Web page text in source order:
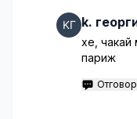
k.
хе, чакай
париж